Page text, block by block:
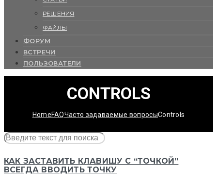
РЕШЕНИЯ
ФАЙЛЫ
ФОРУМ
ВСТРЕЧИ
ПОЛЬЗОВАТЕЛИ
CONTROLS
HomeFAQЧасто задаваемые вопросыControls
КАК ЗАСТАВИТЬ КЛАВИШУ С “ТОЧКОЙ”
ВСЕГДА ВВОДИТЬ ТОЧКУ